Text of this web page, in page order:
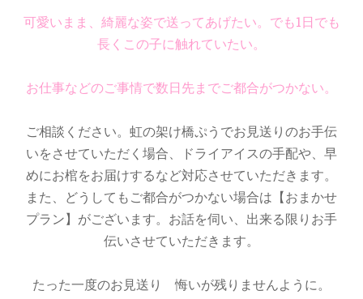
可愛いまま、綺麗な姿で送ってあげたい。でも1日でも
長くこの子に触れていたい。
お仕事などのご事情で数日先までご都合がつかない。
ご相談ください。虹の架け橋ぷうでお見送りのお手伝
いをさせていただく場合、ドライアイスの手配や、早
めにお棺をお届けするなど対応させていただきます。
また、どうしてもご都合がつかない場合は【おまかせ
プラン】がございます。お話を伺い、出来る限りお手
伝いさせていただきます。
たった一度のお見送り 悔いが残りませんように。